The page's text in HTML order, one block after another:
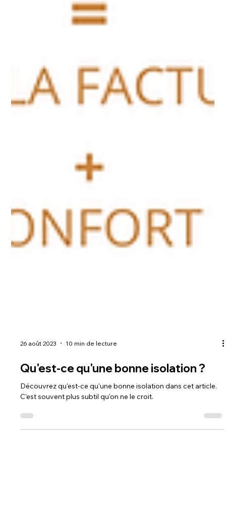
26 août 2023 10 min de lecture
Qu'est-ce qu'une bonne isolation ?
C'est souvent plus subtil qu'on ne le croit.